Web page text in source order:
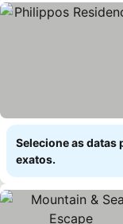
Selecione as datas
exatos.